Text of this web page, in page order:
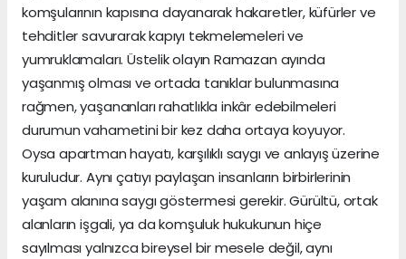
komşularının kapısına dayanarak hakaretler, küfürler ve
tehditler savurarak kapıyı tekmelemeleri ve
yumruklamaları. Üstelik olayın Ramazan ayında
yaşanmış olması ve ortada tanıklar bulunmasına
rağmen, yaşananları rahatlıkla inkâr edebilmeleri
durumun vahametini bir kez daha ortaya koyuyor.
Oysa apartman hayatı, karşılıklı saygı ve anlayış üzerine
kuruludur. Aynı çatıyı paylaşan insanların birbirlerinin
yaşam alanına saygı göstermesi gerekir. Gürültü, ortak
alanların işgali, ya da komşuluk hukukunun hiçe
sayılması yalnızca bireysel bir mesele değil, aynı